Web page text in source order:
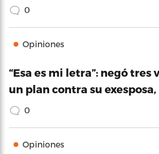
0
Opiniones
“Esa es mi letra”: negó tres
un plan contra su
0
Opiniones